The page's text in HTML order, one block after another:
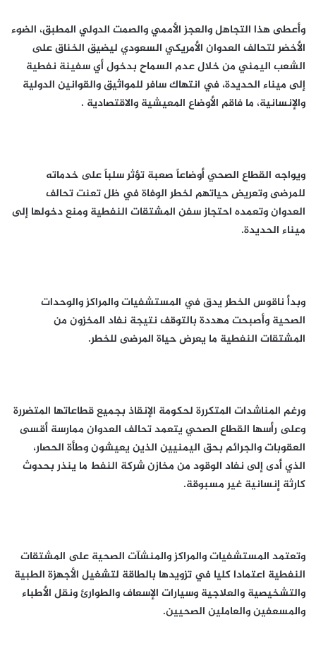
وأعطى هذا التجاهل والعجز الأممي والصمت الدولي المطبق، الضوء
الأخضر لتحالف العدوان الأمريكي السعودي ليضيق الخناق على
الشعب اليمني من خلال عدم السماح بدخول أي سفينة نفطية
إلى ميناء الحديدة، في انتهاك سافر للمواثيق والقوانين الدولية
والإنسانية، ما فاقم الأوضاع المعيشية والاقتصادية .
ويواجه القطاع الصحي أوضاعاً صعبة تؤثر سلباً على خدماته
للمرضى وتعريض حياتهم لخطر الوفاة في ظل تعنت تحالف
العدوان وتعمده احتجاز سفن المشتقات النفطية ومنع دخولها إلى
ميناء الحديدة.
وبدأ ناقوس الخطر يدق في المستشفيات والمراكز والوحدات
الصحية وأصبحت مهددة بالتوقف نتيجة نفاد المخزون من
المشتقات النفطية ما يعرض حياة المرضى للخطر.
ورغم المناشدات المتكررة لحكومة الإنقاذ بجميع قطاعاتها المتضررة
وعلى رأسها القطاع الصحي يتعمد تحالف العدوان ممارسة أقسى
العقوبات والجرائم بحق اليمنيين الذين يعيشون وطأة الحصار،
الذي أدى إلى نفاد الوقود من مخازن شركة النفط ما ينذر بحدوث
كارثة إنسانية غير مسبوقة.
وتعتمد المستشفيات والمراكز والمنشآت الصحية على المشتقات
النفطية اعتمادا كليا في تزويدها بالطاقة لتشغيل الأجهزة الطبية
والتشخيصية والعلاجية وسيارات الإسعاف والطوارئ ونقل الأطباء
والمسعفين والعاملين الصحيين.